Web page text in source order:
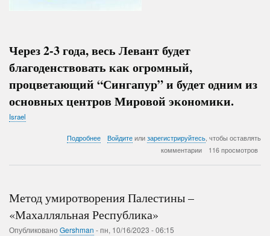
Через 2-3 года, весь Левант будет
благоденствовать как огромный,
процветающий “Сингапур” и будет одним из
основных центров Мировой экономики.
Israel
Подробнее
Бизнеса
до
Ефрата»
Войдите или зарегистрируйтесь, чтобы оставлять
комментарии
116 просмотров
Метод умиротворения Палестины –
«Махалляльная Республика»
Опубликовано Gershman -пн, 10/16/2023 - 06:15